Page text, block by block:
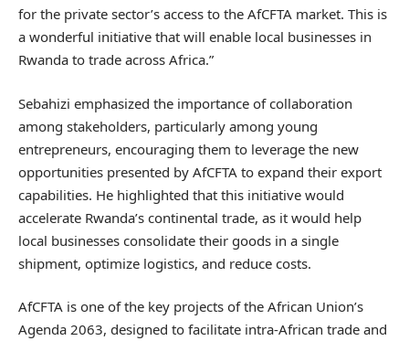
for the private sector’s access to the AfCFTA market. This is
a wonderful initiative that will enable local businesses in
Rwanda to trade across Africa.”
Sebahizi emphasized the importance of collaboration
among stakeholders, particularly among young
entrepreneurs, encouraging them to leverage the new
opportunities presented by AfCFTA to expand their export
capabilities. He highlighted that this initiative would
accelerate Rwanda’s continental trade, as it would help
local businesses consolidate their goods in a single
shipment, optimize logistics, and reduce costs.
AfCFTA is one of the key projects of the African Union’s
Agenda 2063, designed to facilitate intra-African trade and